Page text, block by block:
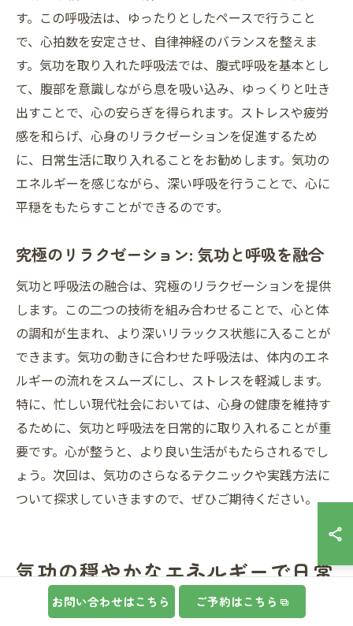
す。この呼吸法は、ゆったりとしたペースで行うこと
で、心拍数を安定させ、自律神経のバランスを整えま
す。気功を取り入れた呼吸法では、腹式呼吸を基本とし
て、腹部を意識しながら息を吸い込み、ゆっくりと吐き
出すことで、心の安らぎを得られます。ストレスや疲労
感を和らげ、心身のリラクゼーションを促進するため
に、日常生活に取り入れることをお勧めします。気功の
エネルギーを感じながら、深い呼吸を行うことで、心に
平穏をもたらすことができるのです。
究極のリラクゼーション: 気功と呼吸を融合
気功と呼吸法の融合は、究極のリラクゼーションを提供
します。この二つの技術を組み合わせることで、心と体
の調和が生まれ、より深いリラックス状態に入ることが
できます。気功の動きに合わせた呼吸法は、体内のエネ
ルギーの流れをスムーズにし、ストレスを軽減します。
特に、忙しい現代社会においては、心身の健康を維持す
るために、気功と呼吸法を日常的に取り入れることが重
要です。心が整うと、より良い生活がもたらされるでし
ょう。次回は、気功のさらなるテクニックや実践方法に
ついて探求していきますので、ぜひご期待ください。
気功の穏やかなエネルギーで日常
生活を快適にする
お問い合わせはこちら ご予約はこちら